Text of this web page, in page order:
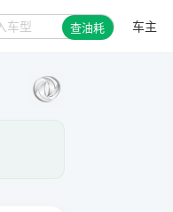
查油耗 车主